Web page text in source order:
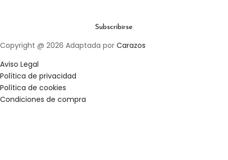
Copyright @ 2026 Adaptada por Carazos
Aviso Legal
Política de privacidad
Política de cookies
Condiciones de compra